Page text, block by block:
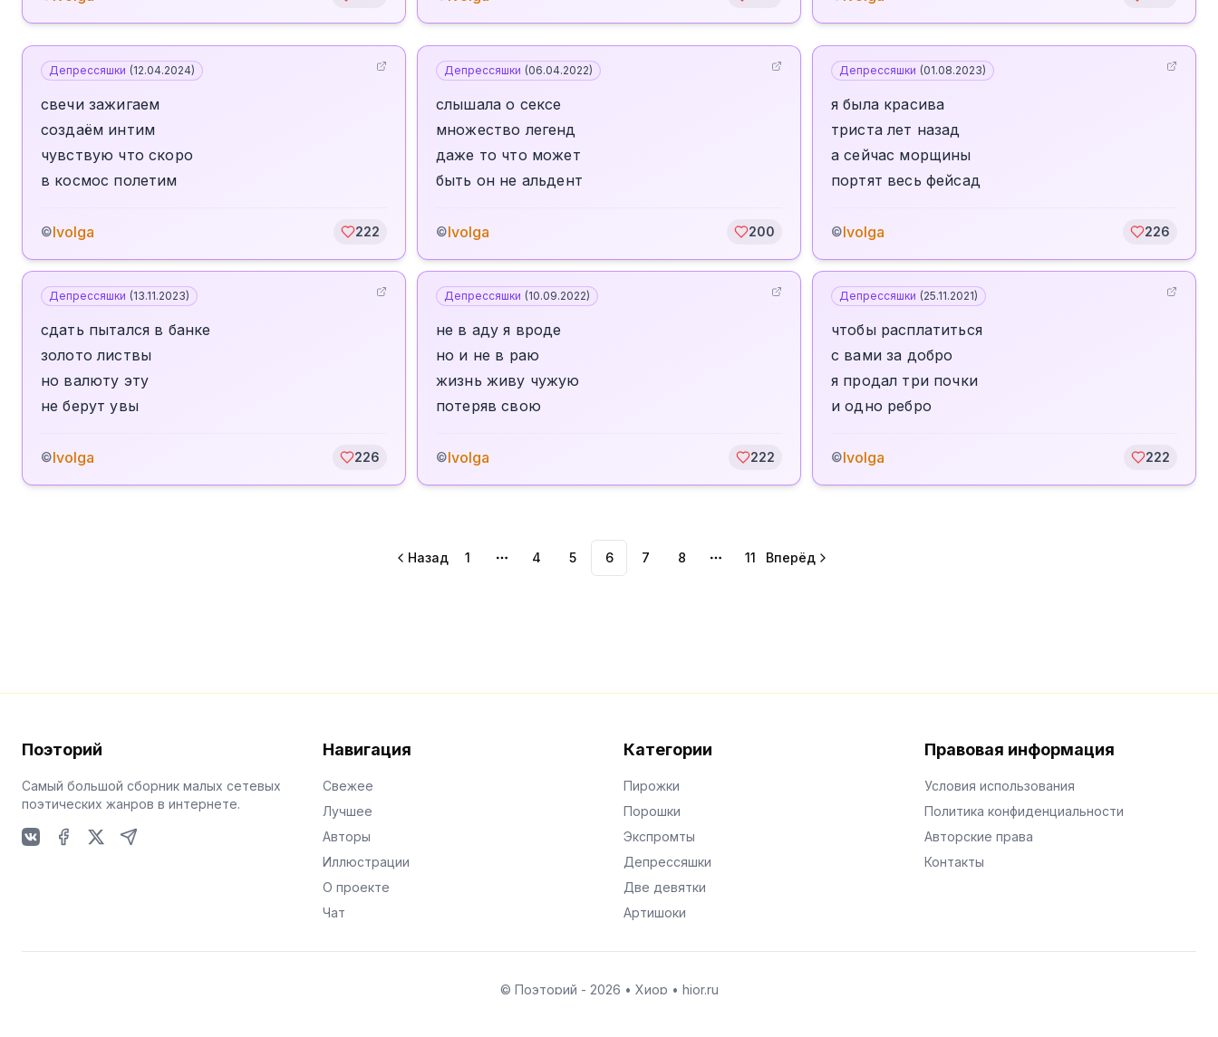
Депрессяшки (12.04.2024)
свечи зажигаем
создаём интим
чувствую что скоро
в космос полетим
©Ivolga 222
Депрессяшки (06.04.2022)
слышала о сексе
множество легенд
даже то что может
быть он не альдент
©Ivolga 200
Депрессяшки (01.08.2023)
я была красива
триста лет назад
а сейчас морщины
портят весь фейсад
©Ivolga 226
Депрессяшки (13.11.2023)
сдать пытался в банке
золото листвы
но валюту эту
не берут увы
©Ivolga 226
Депрессяшки (10.09.2022)
не в аду я вроде
но и не в раю
жизнь живу чужую
потеряв свою
©Ivolga 222
Депрессяшки (25.11.2021)
чтобы расплатиться
с вами за добро
я продал три почки
и одно ребро
©Ivolga 222
Назад 1
More pages
4 5 6 7 8
More pages
11 Вперёд
Поэторий
Самый большой сборник малых сетевых
поэтических жанров в интернете.
Навигация
Свежее
Лучшее
Авторы
Иллюстрации
О проекте
Чат
Категории
Пирожки
Порошки
Экспромты
Депрессяшки
Две девятки
Артишоки
Правовая информация
Условия использования
Политика конфиденциальности
Авторские права
Контакты
© Поэторий - 2026 • Хиор • hior.ru